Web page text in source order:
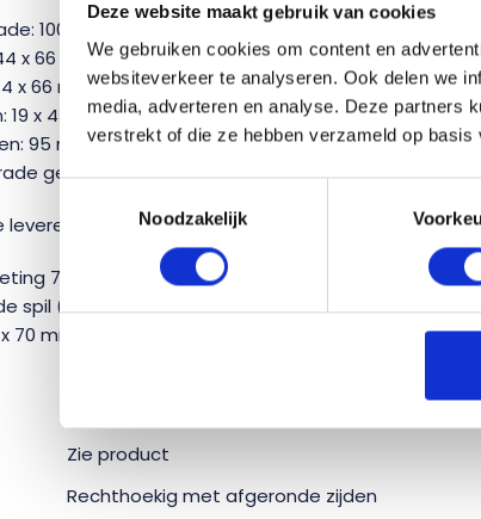
Deze website maakt gebruik van cookies
We gebruiken cookies om content en
websiteverkeer te analyseren. Ook delen we
media, adverteren en analyse. Deze partners
verstrekt of die ze hebben verzameld op
Noodzakelijk
1000 mm
x 66 mm
x 66 mm
19 x 43 mm
95 mm
geheel tot op de centimeter voor jou op maat,
70 x 70 mm, hoogte 1200 mm.
spil (op de vloer te monteren).
mm, hoogte 1100 mm.
Zie product
Rechthoekig met afgeronde zijden